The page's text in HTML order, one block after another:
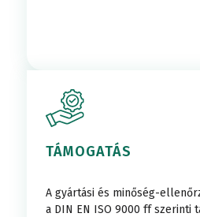
TÁMOGATÁS
A gyártási és minőség-
a DIN EN ISO 9000 ff szerinti